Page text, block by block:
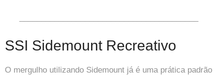
SSI Sidemount Recreativo
O mergulho utilizando Sidemount já é uma prática padrão